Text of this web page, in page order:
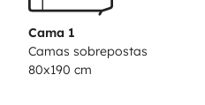
Cama 1
Camas sobrepostas
80x190 cm